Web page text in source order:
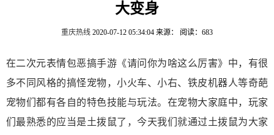
大变身
重庆热线 2020-07-12 05:34:04 来源： 阅读：683
在二次元表情包恶搞手游《请问你为啥这么厉害》中，有很
多不同风格的搞怪宠物，小火车、小右、铁皮机器人等奇葩
宠物们都有各自的特色技能与玩法。在宠物大家庭中，玩家
们最熟悉的应当是土拨鼠了，今天我们就通过土拨鼠为大家